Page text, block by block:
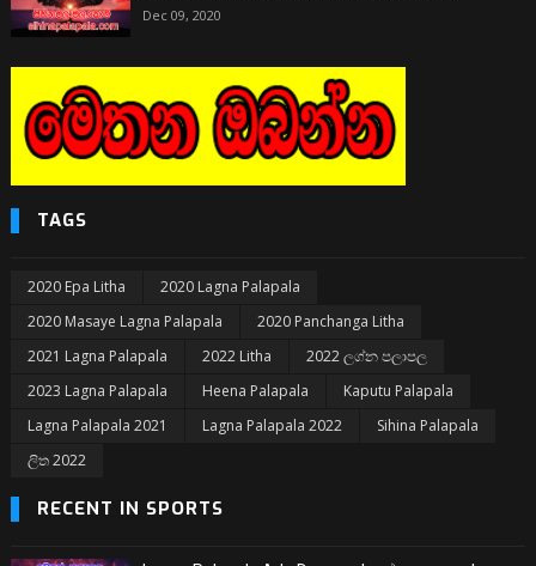
Dec 09, 2020
TAGS
2020 Epa Litha
2020 Lagna Palapala
2020 Masaye Lagna Palapala
2020 Panchanga Litha
2021 Lagna Palapala
2022 Litha
2022 ලග්න පලාපල
2023 Lagna Palapala
Heena Palapala
Kaputu Palapala
Lagna Palapala 2021
Lagna Palapala 2022
Sihina Palapala
ලිත 2022
RECENT IN SPORTS